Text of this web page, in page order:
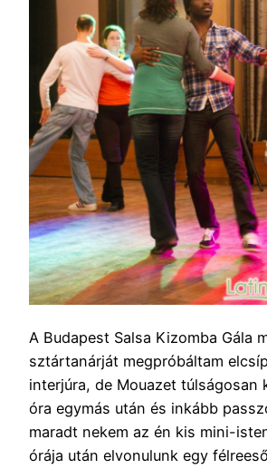
A Budapest Salsa Kizomba Gála
sztártanárját megpróbáltam
interjúra, de Mouazet túlságosan
óra egymás után és inkább
maradt nekem az én kis mini-
órája után elvonulunk egy